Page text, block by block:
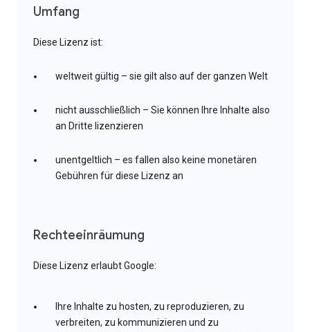
Umfang
Diese Lizenz ist:
weltweit gültig – sie gilt also auf der ganzen Welt
nicht ausschließlich – Sie können Ihre Inhalte also
an Dritte lizenzieren
unentgeltlich – es fallen also keine monetären
Gebühren für diese Lizenz an
Rechteeinräumung
Diese Lizenz erlaubt Google:
Ihre Inhalte zu hosten, zu reproduzieren, zu
verbreiten, zu kommunizieren und zu